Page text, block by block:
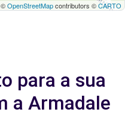
©OpenStreetMapcontributors ©CARTO
para a sua
a Armadale